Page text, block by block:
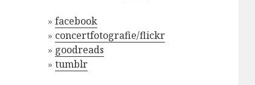
»facebook
» concertfotografie/flickr
» goodreads
»tumblr